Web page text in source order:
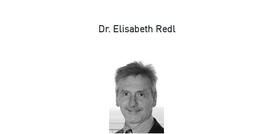
Dr. Elisabeth Redl